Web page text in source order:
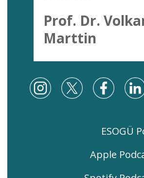
Prof. Dr.
Marttin
ESOGÜ
Apple